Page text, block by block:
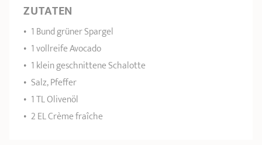
ZUTATEN
1 Bund grüner Spargel
1 vollreife Avocado
1 klein geschnittene Schalotte
Salz, Pfeffer
1 TL Olivenöl
2 EL Crème fraîche